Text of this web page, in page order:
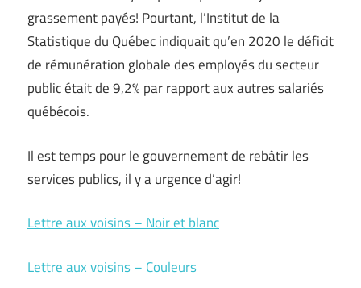
grassement payés! Pourtant, l’Institut de la
Statistique du Québec indiquait qu’en 2020 le déficit
de rémunération globale des employés du secteur
public était de 9,2% par rapport aux autres salariés
québécois.
Il est temps pour le gouvernement de rebâtir les
services publics, il y a urgence d’agir!
Lettre aux voisins – Noir et blanc
Lettre aux voisins – Couleurs